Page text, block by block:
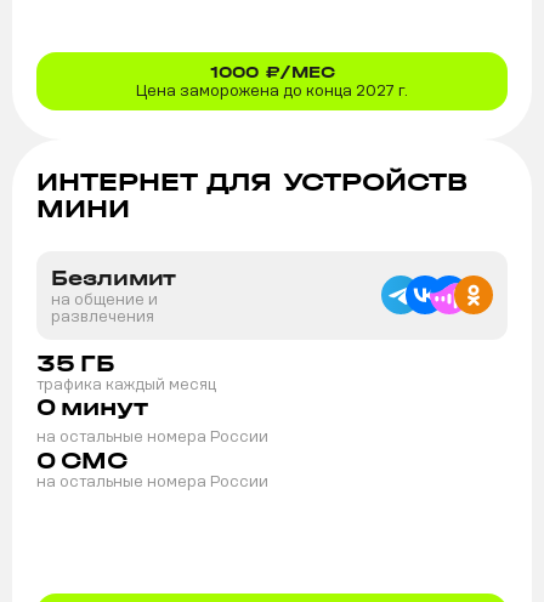
1000 ₽/МЕС
Цена заморожена до конца 2027 г.
ИНТЕРНЕТ ДЛЯ УСТРОЙСТВ
МИНИ
Безлимит
на общение и
развлечения
35 ГБ
трафика каждый месяц
0 минут
на остальные номера России
0 СМС
на остальные номера России